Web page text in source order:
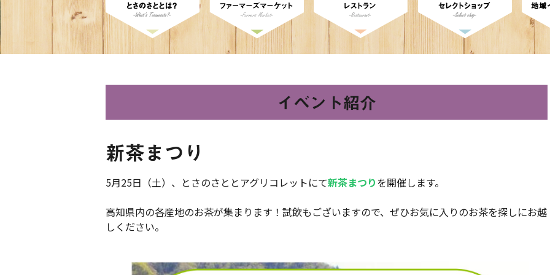
イベント紹介
新茶まつり
5月25日（土）、とさのさととアグリコレットにて新茶まつりを開催します。
高知県内の各産地のお茶が集まります！試飲もございますので、ぜひお気に入りのお茶を探しにお越
しください。